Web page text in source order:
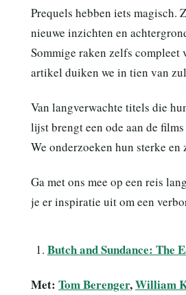
Prequels hebben iets magisch.
nieuwe inzichten en
Sommige raken zelfs
artikel duiken we in tien van
Van langverwachte titels die
lijst brengt een ode aan de
We onderzoeken hun sterke
Ga met ons mee op een reis
je er inspiratie uit om een
Butch and Sundance: The
Met: Tom Berenger,William